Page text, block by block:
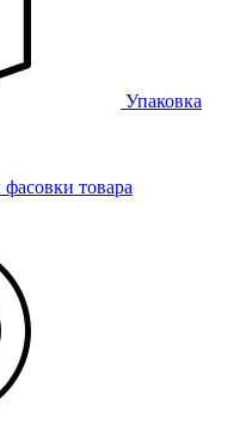
Упаковка
товара